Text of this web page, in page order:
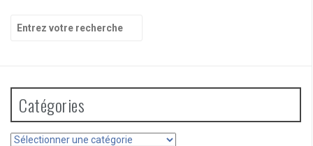
pour
Catégories
Catégories